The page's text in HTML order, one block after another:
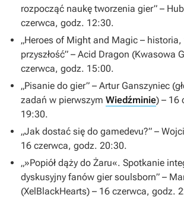
rozpocząć naukę tworzenia gier” –
czerwca, godz. 12:30.
„Heroes of Might and Magic – historia,
przyszłość” – Acid Dragon (Kwasowa
czerwca, godz. 15:00.
„Pisanie do gier” – Artur Ganszyniec
zadań w pierwszym Wiedźminie) – 16
19:30.
„Jak dostać się do gamedevu?” –
16 czerwca, godz. 20:30.
„»Popiół dąży do Żaru«. Spotkanie
dyskusyjny fanów gier soulsborn” –
(XelBlackHearts) – 16 czerwca, godz.